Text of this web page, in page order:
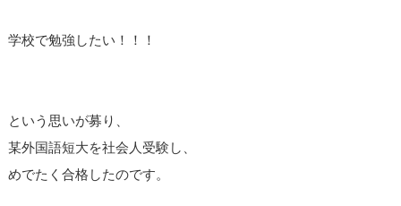
学校で勉強したい！！！
という思いが募り、
某外国語短大を社会人受験し、
めでたく合格したのです。